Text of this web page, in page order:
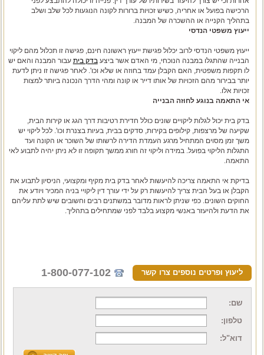
הרכישה בפועל או אחריה, כשיש זכויות ברורות לקונה הנוגעות לכל שלב ושלב
בתהליך הקנייה או ההשכרה של המבנה.
ייעוץ משפטי הנדסי
ייעוץ משפטי הנדסי לרוב יכלול פגישת ייעוץ ראשונה חינם, פגישה זו תכלול מהם ליקוי
הבנייה שהתגלו במבנה הנוכחי, מי האדם אשר ביצעבדק בית עבור המבנה והאם יש
לו תקפות משפטית, האם הקבלן עמד בחוזה או שלא וכו'. לאחר פגישה זו ניתן לדעת
יותר בבירור מהם הזכויות של אותו דייר או קונה ומהי הדרך הנכונה ביותר למצות
זכויות אלו.
אי התאמה בנוגע לחוזה הבנייה
בדק בית יכול לגלות ליקויים שונים כולל חדירת רטיבות דרך הגג או קירות הבית,
שקיעה של מרצפות, קילופים בקירות, סדקים בבית, בעיות בצנרת וכו'. לכל ליקוי יש
משך זמן מסוים המתחיל מרגע העמדת הדירה לרשותו של השוכר או הקונה ועד
התגלות הליקוי בפועל. במידה וליקוי זה חורג ממשך תקופה זו לא ניתן יהיה לתבוע לאי
התאמה.
בדיקת אי התאמה צריכה להיעשות לאחר בדק בית מקיף ומקצועי, הניסיון לתבוע את
הקבלן או בעל הבית צריך להיעשות רק על ידי עורך דין ליקויי בניה המכיר ויודע את
החוקים השונים. כפי שניתן לראות מדובר במשתנים רבים וחשובים שיש לתת עליהם
את הדעת ולהיעזר באנשי מקצוע בלבד לפני שמתחילים בתהליך.
ליעוץ ופרטים נוספים צרו קשר 1-800-077-102
שם:
טלפון:
דוא"ל: